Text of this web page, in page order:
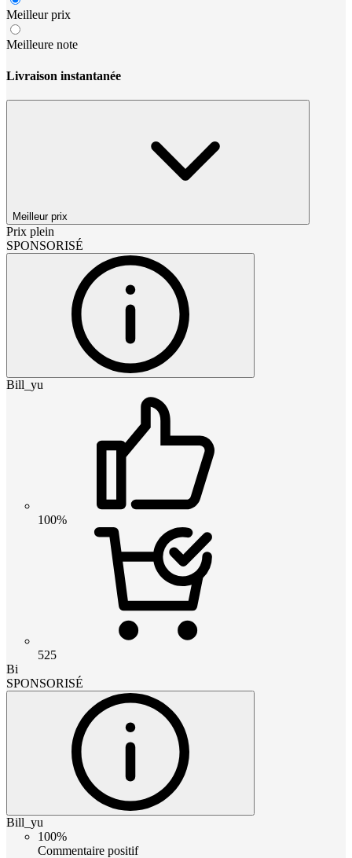
Meilleur prix
Meilleure note
Livraison instantanée
Meilleur prix
Prix plein
SPONSORISÉ
Bill_yu
100%
525
Bi
SPONSORISÉ
Bill_yu
100%
Commentaire positif